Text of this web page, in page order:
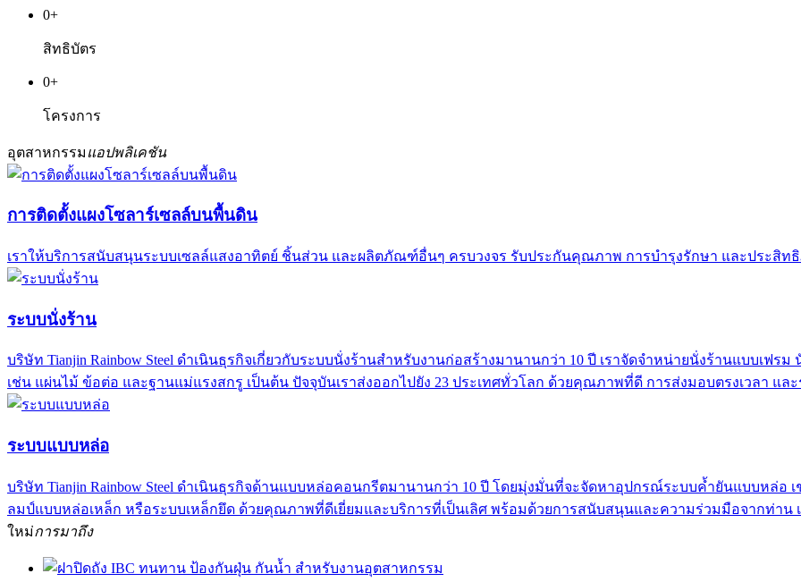
0+
สิทธิบัตร
0+
โครงการ
อุตสาหกรรม แอปพลิเคชัน
การติดตั้งแผงโซลาร์เซลล์บนพื้นดิน
เราให้บริการสนับสนุนระบบเซลล์แสงอาทิตย์ ชิ้นส่วน และผลิตภัณฑ์อื่นๆ ครบวงจร รับประกันคุณภาพ การบำรุงรักษา และประสิท
ระบบนั่งร้าน
บริษัท Tianjin Rainbow Steel ดำเนินธุรกิจเกี่ยวกับระบบนั่งร้านสำหรับงานก่อสร้างมานานกว่า 10 ปี เราจัดจำหน่ายนั่งร้านแบบเ
เช่น แผ่นไม้ ข้อต่อ และฐานแม่แรงสกรู เป็นต้น ปัจจุบันเราส่งออกไปยัง 23 ประเทศทั่วโลก ด้วยคุณภาพที่ดี การส่งมอบตรงเวลา แ
ระบบแบบหล่อ
บริษัท Tianjin Rainbow Steel ดำเนินธุรกิจด้านแบบหล่อคอนกรีตมานานกว่า 10 ปี โดยมุ่งมั่นที่จะจัดหาอุปกรณ์ระบบค้ำยันแบบหล่อ
ลมป์แบบหล่อเหล็ก หรือระบบเหล็กยึด ด้วยคุณภาพที่ดีเยี่ยมและบริการที่เป็นเลิศ พร้อมด้วยการสนับสนุนและความร่วมมือจากท่าน
ใหม่การมาถึง